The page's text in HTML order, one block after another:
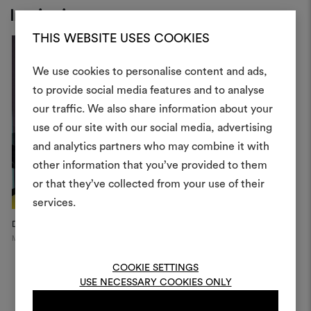
THIS WEBSITE USES COOKIES
We use cookies to personalise content and ads,
to provide social media features and to analyse
our traffic. We also share information about your
use of our site with our social media, advertising
and analytics partners who may combine it with
other information that you’ve provided to them
or that they’ve collected from your use of their
services.
COOKIE SETTINGS
USE NECESSARY COOKIES ONLY
Inspiration
Dedar Showroom
Milan
Crea
Uno strumento interattivo
e condividere le tue idee,